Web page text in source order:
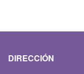
DIRECCIÓN